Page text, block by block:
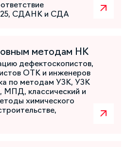
СДАНК и СДА
методам НК
дефектоскопистов,
ОТК и инженеров
по методам УЗК, УЗК
классический и
химического